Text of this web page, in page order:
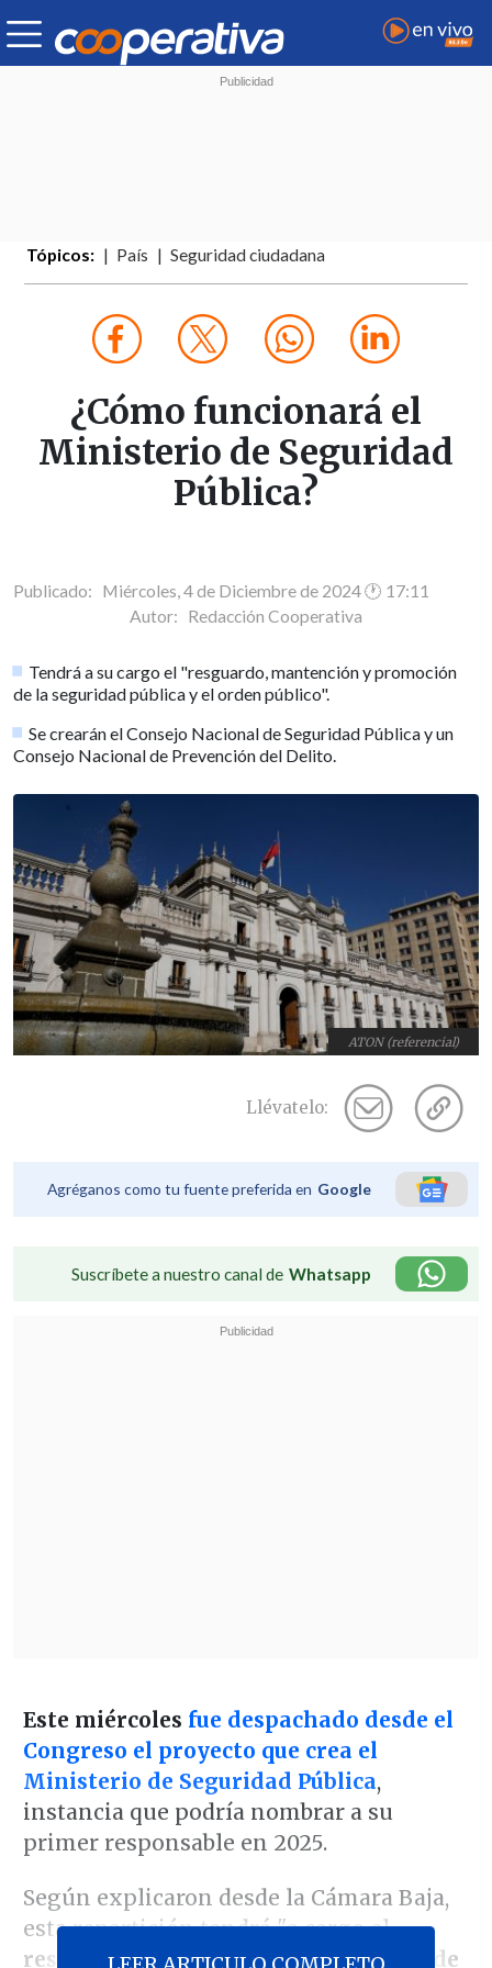
Tópicos: País Seguridad ciudadana
¿Cómo funcionará el
Ministerio de Seguridad
Pública?
Publicado: Miércoles, 4 de Diciembre de 2024 🕐 17:11
Autor: Redacción Cooperativa
Tendrá a su cargo el "resguardo, mantención y promoción
de la seguridad pública y el orden público".
Se crearán el Consejo Nacional de Seguridad Pública y un
Consejo Nacional de Prevención del Delito.
ATON (referencial)
Llévatelo:
Agréganos como tu fuente preferida en Google
Suscríbete a nuestro canal de Whatsapp
Este miércoles fue despachado desde el
Congreso el proyecto que crea el
Ministerio de Seguridad Pública,
instancia que podría nombrar a su
primer responsable en 2025.
Según explicaron desde la Cámara Baja,
esta repartición tendrá "a cargo el
resguardo, mantención y promoción de